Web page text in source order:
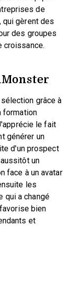
de
qui gèrent des
des groupes
croissance.
grâce à
formation
le fait
générer un
d'un prospect
un
face à un avatar
les
qui a changé
bien
et